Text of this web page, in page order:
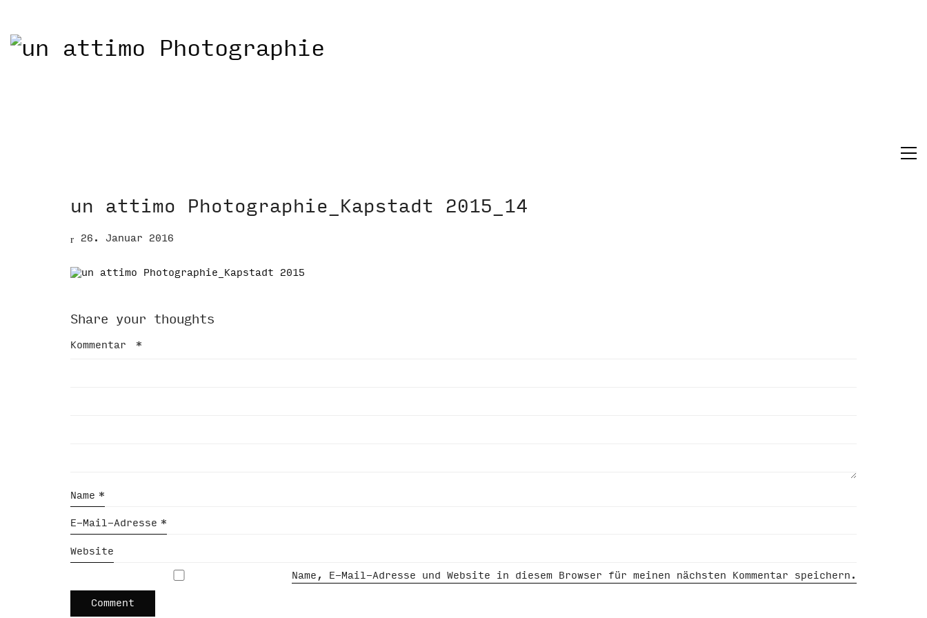
un attimo Photographie_Kapstadt 2015_14
26. Januar 2016
Share your thoughts
Kommentar *
Name *
E-Mail-Adresse *
Website
Name, E-Mail-Adresse und Website in diesem Browser für meinen nächsten Kommentar speichern.